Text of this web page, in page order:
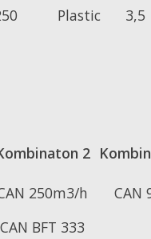
Plastic 3,5
2
250m3/h
CAN
CAN BFT 333